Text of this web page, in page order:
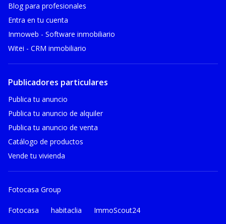
Blog para profesionales
Entra en tu cuenta
Inmoweb - Software inmobiliario
Witei - CRM inmobiliario
Publicadores particulares
Publica tu anuncio
Publica tu anuncio de alquiler
Publica tu anuncio de venta
Catálogo de productos
Vende tu vivienda
Fotocasa Group
Fotocasa habitaclia ImmoScout24